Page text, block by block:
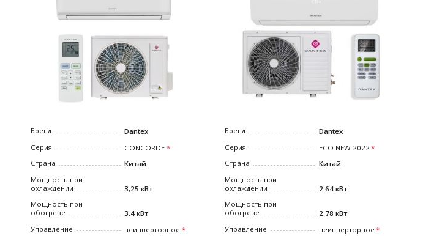
Бренд
Dantex
Серия
CONCORDE
Страна
Китай
Мощность при
охлаждении
3,25 кВт
Мощность при
обогреве
3,4 кВт
Управление
неинверторное
Бренд
Dantex
Серия
ECO NEW 2022
Страна
Китай
Мощность при
охлаждении
2.64 кВт
Мощность при
обогреве
2.78 кВт
Управление
неинверторное